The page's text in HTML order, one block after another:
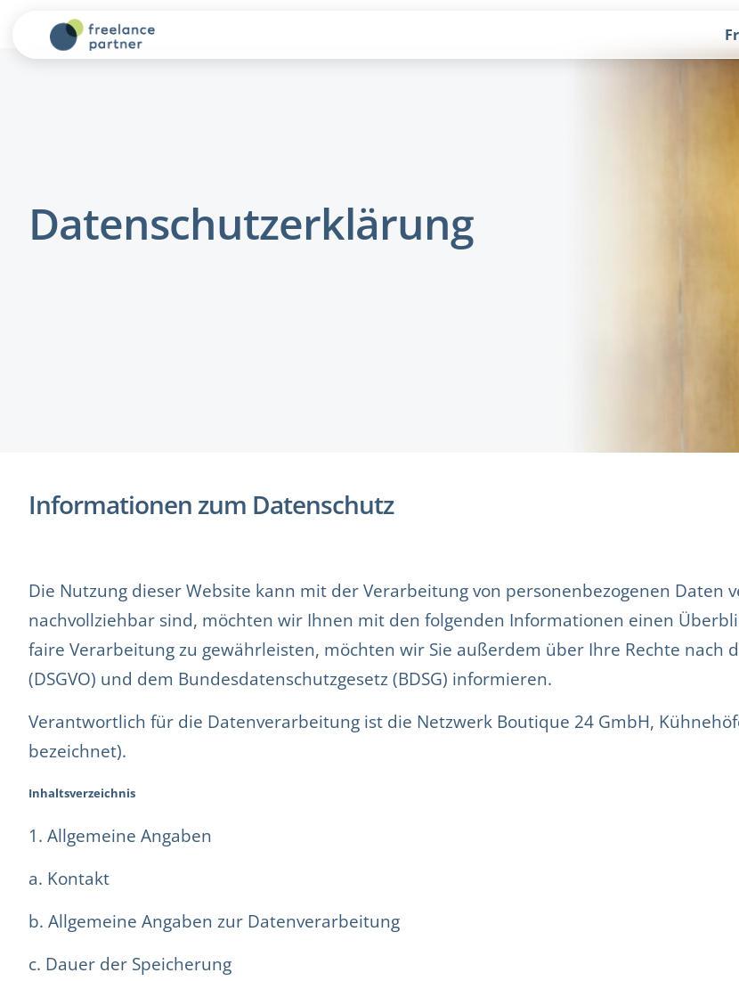
Datenschutzerklärung
Informationen zum Datenschutz
Die Nutzung dieser Website kann mit der Verarbeitung von personenbezogenen Daten
nachvollziehbar sind, möchten wir Ihnen mit den folgenden Informationen einen
faire Verarbeitung zu gewährleisten, möchten wir Sie außerdem über Ihre Rechte nach
(DSGVO) und dem Bundesdatenschutzgesetz (BDSG) informieren.
Verantwortlich für die Datenverarbeitung ist die Netzwerk Boutique 24 GmbH,
bezeichnet).
Inhaltsverzeichnis
1. Allgemeine Angaben
a. Kontakt
b. Allgemeine Angaben zur Datenverarbeitung
c. Dauer der Speicherung